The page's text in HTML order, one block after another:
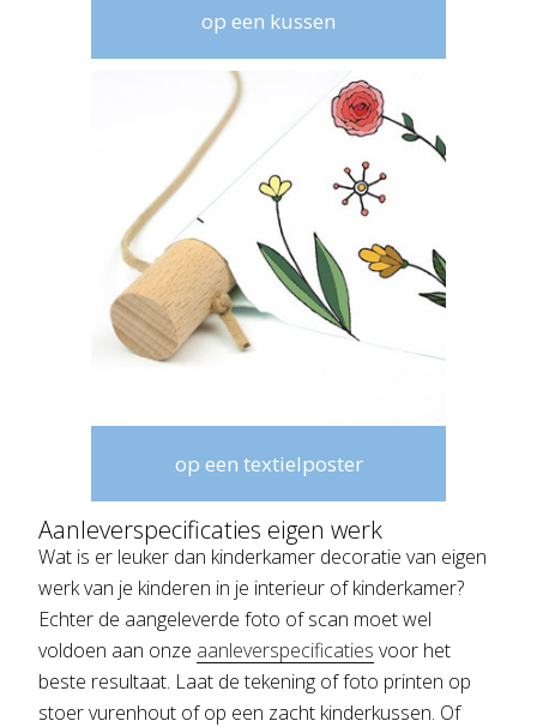
op een kussen
op een textielposter
Aanleverspecificaties eigen werk
Wat is er leuker dan kinderkamer decoratie van eigen
werk van je kinderen in je interieur of kinderkamer?
Echter de aangeleverde foto of scan moet wel
voldoen aan onze aanleverspecificaties voor het
beste resultaat. Laat de tekening of foto printen op
stoer vurenhout of op een zacht kinderkussen. Of